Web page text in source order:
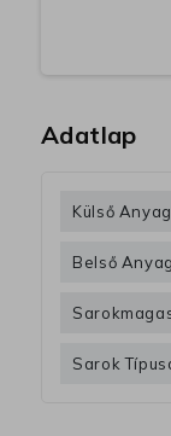
Adatlap
Külső
Belső
Sarok